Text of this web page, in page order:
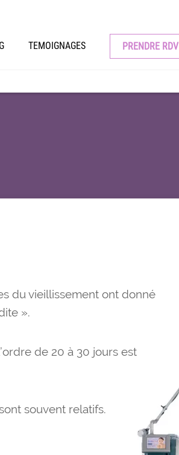
TEMOIGNAGES PRENDRE RDV
du vieillissement ont donné
».
de 20 à 30 jours est
souvent relatifs.